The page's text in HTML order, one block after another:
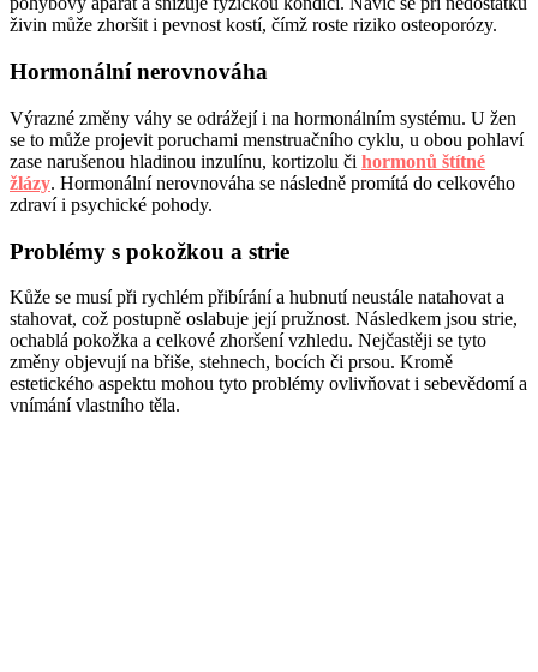
živin může zhoršit i pevnost kostí, čímž roste riziko osteoporózy.
Hormonální nerovnováha
Výrazné změny váhy se odrážejí i na hormonálním systému. U žen
se to může projevit poruchami menstruačního cyklu, u obou pohlaví
zase narušenou hladinou inzulínu, kortizolu či hormonů štítné
žlázy. Hormonální nerovnováha se následně promítá do celkového
zdraví i psychické pohody.
Problémy s pokožkou a strie
Kůže se musí při rychlém přibírání a hubnutí neustále natahovat a
stahovat, což postupně oslabuje její pružnost. Následkem jsou strie,
ochablá pokožka a celkové zhoršení vzhledu. Nejčastěji se tyto
změny objevují na břiše, stehnech, bocích či prsou. Kromě
estetického aspektu mohou tyto problémy ovlivňovat i sebevědomí a
vnímání vlastního těla.